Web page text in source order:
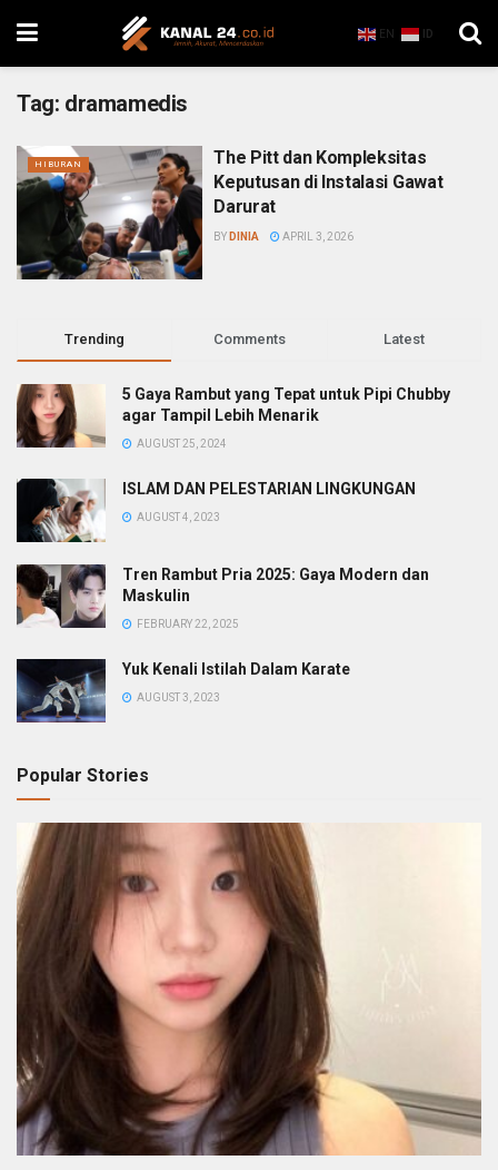
EN ID
Tag: dramamedis
HIBURAN
The Pitt dan Kompleksitas
Keputusan di Instalasi Gawat
Darurat
BY DINIA APRIL 3, 2026
Trending Comments Latest
5 Gaya Rambut yang Tepat untuk Pipi Chubby
agar Tampil Lebih Menarik
AUGUST 25, 2024
ISLAM DAN PELESTARIAN LINGKUNGAN
AUGUST 4, 2023
Tren Rambut Pria 2025: Gaya Modern dan
Maskulin
FEBRUARY 22, 2025
Yuk Kenali Istilah Dalam Karate
AUGUST 3, 2023
Popular Stories